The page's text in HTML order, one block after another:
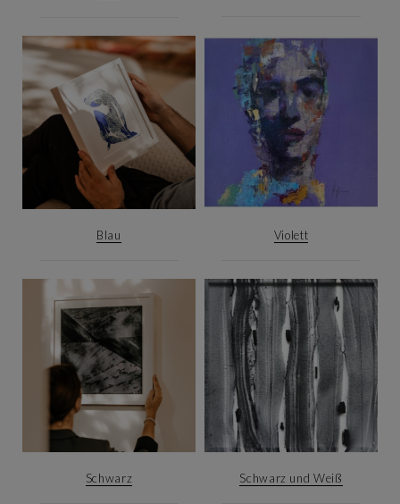
Blau Violett
Schwarz Schwarz und Weiß